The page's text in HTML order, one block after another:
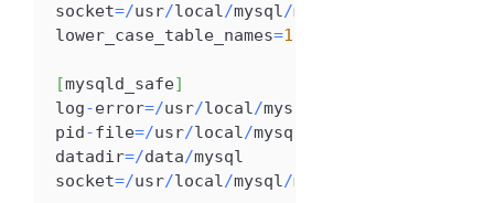
socket=/usr/local/mysql/mysql
lower_case_table_names=1
[mysqld_safe]
log-error=/usr/local/mysql
pid-file=/usr/local/mysql
datadir=/data/mysql
socket=/usr/local/mysql/mysql